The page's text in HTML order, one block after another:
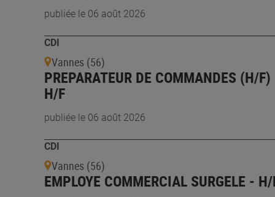
publiée le 06 août 2026
CDI
Vannes (56)
PREPARATEUR DE COMMANDES (H/
H/F
publiée le 06 août 2026
CDI
Vannes (56)
EMPLOYE COMMERCIAL SURGELE -